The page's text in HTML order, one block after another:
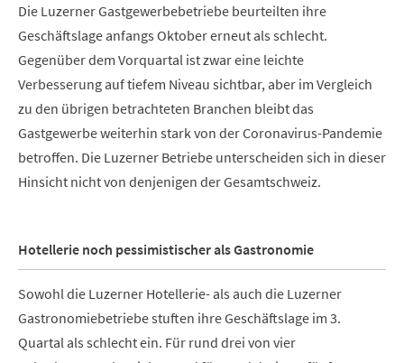
Die Luzerner Gastgewerbebetriebe beurteilten ihre
Geschäftslage anfangs Oktober erneut als schlecht.
Gegenüber dem Vorquartal ist zwar eine leichte
Verbesserung auf tiefem Niveau sichtbar, aber im Vergleich
zu den übrigen betrachteten Branchen bleibt das
Gastgewerbe weiterhin stark von der Coronavirus-Pandemie
betroffen. Die Luzerner Betriebe unterscheiden sich in dieser
Hinsicht nicht von denjenigen der Gesamtschweiz.
Hotellerie noch pessimistischer als Gastronomie
Sowohl die Luzerner Hotellerie- als auch die Luzerner
Gastronomiebetriebe stuften ihre Geschäftslage im 3.
Quartal als schlecht ein. Für rund drei von vier